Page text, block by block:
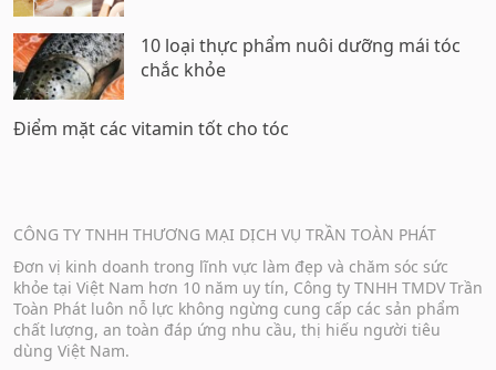
10 loại thực phẩm nuôi dưỡng mái tóc
chắc khỏe
Điểm mặt các vitamin tốt cho tóc
CÔNG TY TNHH THƯƠNG MẠI DỊCH VỤ TRẦN TOÀN PHÁT
Đơn vị kinh doanh trong lĩnh vực làm đẹp và chăm sóc sức
khỏe tại Việt Nam hơn 10 năm uy tín, Công ty TNHH TMDV Trần
Toàn Phát luôn nỗ lực không ngừng cung cấp các sản phẩm
chất lượng, an toàn đáp ứng nhu cầu, thị hiếu người tiêu
dùng Việt Nam.